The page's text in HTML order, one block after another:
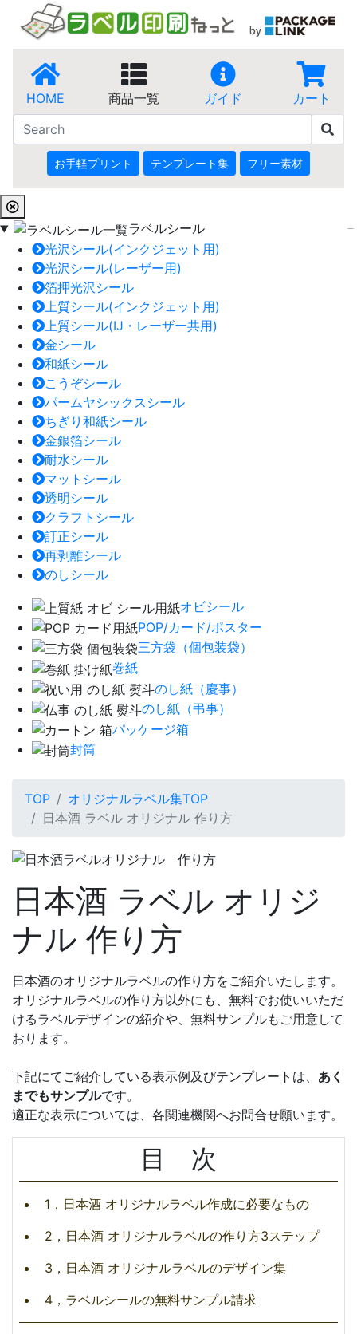
HOME 商品一覧 ガイド カート
お手軽プリント テンプレート集 フリー素材
ラベルシール
光沢シール(インクジェット用)
光沢シール(レーザー用)
箔押光沢シール
上質シール(インクジェット用)
上質シール(IJ・レーザー共用)
金シール
和紙シール
こうぞシール
パームヤシックスシール
ちぎり和紙シール
金銀箔シール
耐水シール
マットシール
透明シール
クラフトシール
訂正シール
再剥離シール
のしシール
オビシール
POP/カード/ポスター
三方袋（個包装袋）
巻紙
のし紙（慶事）
のし紙（弔事）
パッケージ箱
封筒
TOP
オリジナルラベル集TOP
日本酒 ラベル オリジナル 作り方
日本酒 ラベル オリジ
ナル 作り方
日本酒のオリジナルラベルの作り方をご紹介いたします。
オリジナルラベルの作り方以外にも、無料でお使いいただ
けるラベルデザインの紹介や、無料サンプルもご用意して
おります。
下記にてご紹介している表示例及びテンプレートは、 あく
までもサンプルです。
適正な表示については、各関連機関へお問合せ願います。
目 次
1，日本酒 オリジナルラベル作成に必要なもの
2，日本酒 オリジナルラベルの作り方3ステップ
3，日本酒 オリジナルラベルのデザイン集
4，ラベルシールの無料サンプル請求